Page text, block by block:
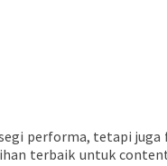
performa, tetapi
terbaik untuk